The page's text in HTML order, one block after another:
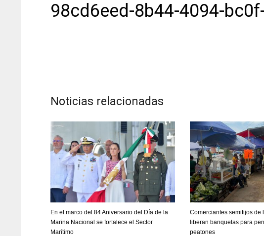
98cd6eed-8b44-4094-
Noticias relacionadas
En el marco del 84 Aniversario del Día de la
Marina Nacional se fortalece el Sector
Marítimo
Comerciantes semifijos de
liberan banquetas para
peatones